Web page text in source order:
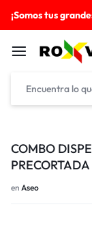
¡Somos tus
COMBO
en Aseo